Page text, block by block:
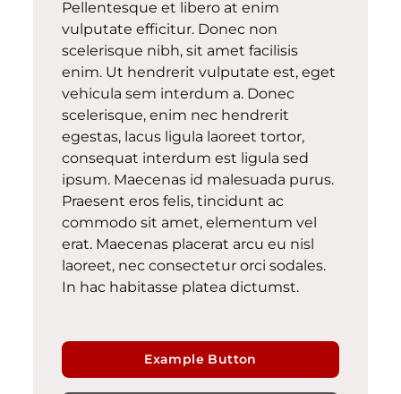
Pellentesque et libero at enim
vulputate efficitur. Donec non
scelerisque nibh, sit amet facilisis
enim. Ut hendrerit vulputate est, eget
vehicula sem interdum a. Donec
scelerisque, enim nec hendrerit
egestas, lacus ligula laoreet tortor,
consequat interdum est ligula sed
ipsum. Maecenas id malesuada purus.
Praesent eros felis, tincidunt ac
commodo sit amet, elementum vel
erat. Maecenas placerat arcu eu nisl
laoreet, nec consectetur orci sodales.
In hac habitasse platea dictumst.
Example Button